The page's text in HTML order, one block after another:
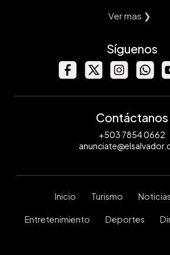
Ver mas ❯
Síguenos
Contáctanos
+503 7854 0662
Inicio Turismo Noticias
Entretenimiento Deportes